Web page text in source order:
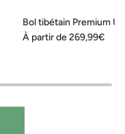
Bol tibétain Premium
À partir de269,99€